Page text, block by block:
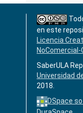
en este
Licencia
SaberULA
Universidad
2018.
DSpace